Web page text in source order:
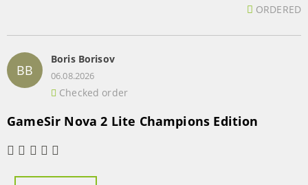
ORDERED
BB
Boris Borisov
06.08.2026
Checked order
GameSir Nova 2 Lite Champions Edition